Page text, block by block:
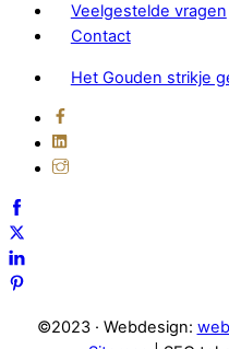
Veelgestelde vragen
Contact
Het Gouden strikje
©2023 · Webdesign: